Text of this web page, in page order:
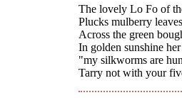
The lovely Lo Fo of
Plucks mulberry
Across the green
In golden sunshine
"my silkworms are
Tarry not with your